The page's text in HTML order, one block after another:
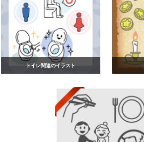
トイレ関連のイラスト